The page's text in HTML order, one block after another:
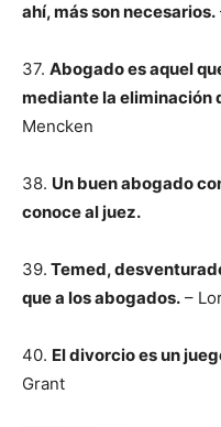
ahí, más son necesarios.
37. Abogado es aquel
mediante la eliminación
Mencken
38. Un buen abogado
conoce al juez.
39. Temed,
que a los abogados. –
40. El divorcio es un
Grant